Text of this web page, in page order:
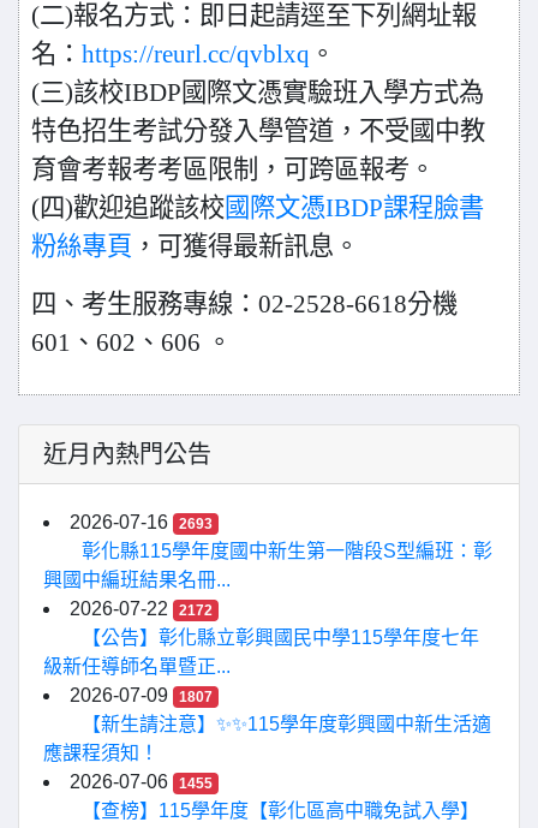
(二)報名方式：即日起請逕至下列網址報
名： https://reurl.cc/qvblxq 。
(三)該校IBDP國際文憑實驗班入學方式為
特色招生考試分發入學管道，不受國中教
育會考報考考區限制，可跨區報考。
(四)歡迎追蹤該校國際文憑IBDP課程臉書
粉絲專頁 ，可獲得最新訊息。
四、考生服務專線：02-2528-6618分機
601、602、606 。
近月內熱門公告
2026-07-16 2693
彰化縣115學年度國中新生第一階段S型編班：彰
興國中編班結果名冊...
2026-07-22
2172
【公告】彰化縣立彰興國民中學115學年度七年
級新任導師名單暨正...
2026-07-09
1807
【新生請注意】✨✨115學年度彰興國中新生活適
應課程須知！
2026-07-06
1455
【查榜】115學年度【彰化區高中職免試入學】